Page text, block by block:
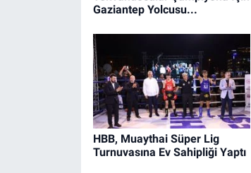
Gaziantep Yolcusu...
HBB, Muaythai Süper Lig
Turnuvasına Ev Sahipliği Yaptı